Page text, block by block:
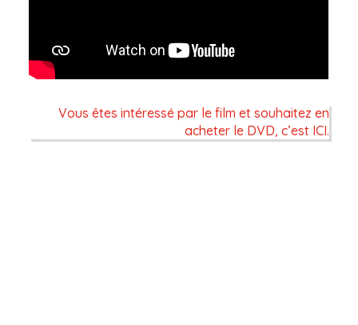
Vous êtes intéressé par le film et souhaitez en
acheter le DVD, c’est ICI.